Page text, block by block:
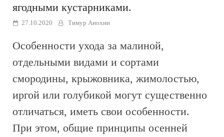
ягодными кустарниками.
27.10.2020 Тимур Анохин
Особенности ухода за малиной,
отдельными видами и сортами
смородины, крыжовника, жимолостью,
иргой или голубикой могут существенно
отличаться, иметь свои особенности.
При этом, общие принципы осенней